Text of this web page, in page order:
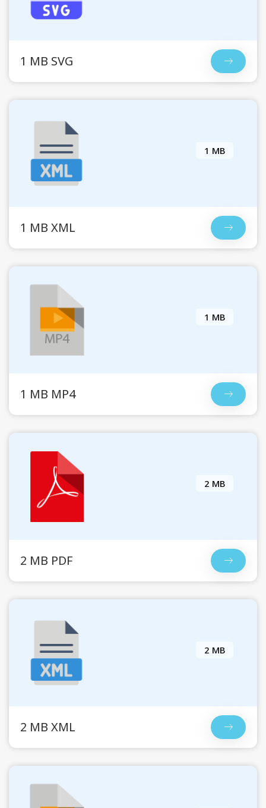
1 MB SVG
1 MB
1 MB XML
1 MB
1 MB MP4
2 MB
2 MB PDF
2 MB
2 MB XML